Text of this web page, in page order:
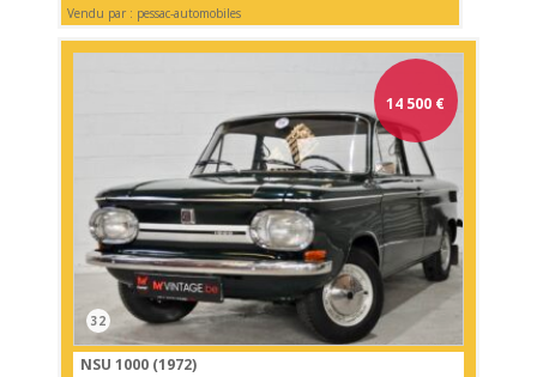
Vendu par : pessac-automobiles
14 500 €
32
NSU 1000 (1972)